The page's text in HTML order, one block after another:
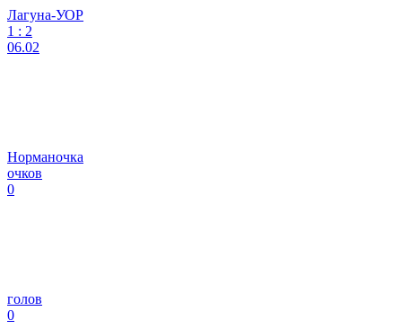
Лагуна-УОР
1 : 2
06.02
Норманочка
очков
0
голов
0